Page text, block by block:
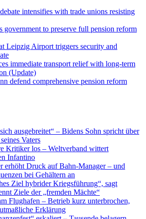
intensifies with trade unions resisting
government to preserve full pension reform
Leipzig Airport triggers security and
immediate transport relief with long-term
(Update)
defend comprehensive pension reform
ausgebreitet“ – Bidens Sohn spricht über
Vaters
Kritiker los – Weltverband wittert
Infantino
erhöht Druck auf Bahn-Manager – und
bei Gehältern an
Ziel hybrider Kriegsführung“, sagt
Ziele der „fremden Mächte“
Flughafen – Betrieb kurz unterbrochen,
Erklärung